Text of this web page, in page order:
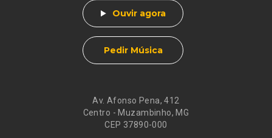
Av. Afonso Pena, 412
Centro - Muzambinho, MG
CEP 37890-000
Ouvir agora
Pedir Música